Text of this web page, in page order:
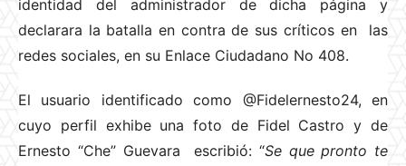
identidad del administrador de dicha página y
declarara la batalla en contra de sus críticos en las
redes sociales, en su Enlace Ciudadano No 408.
El usuario identificado como @Fidelernesto24, en
cuyo perfil exhibe una foto de Fidel Castro y de
Ernesto “Che” Guevara escribió: “Se que pronto te